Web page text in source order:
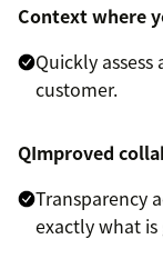
Context where
Quickly
customer.
QImproved
Transparency
exactly what